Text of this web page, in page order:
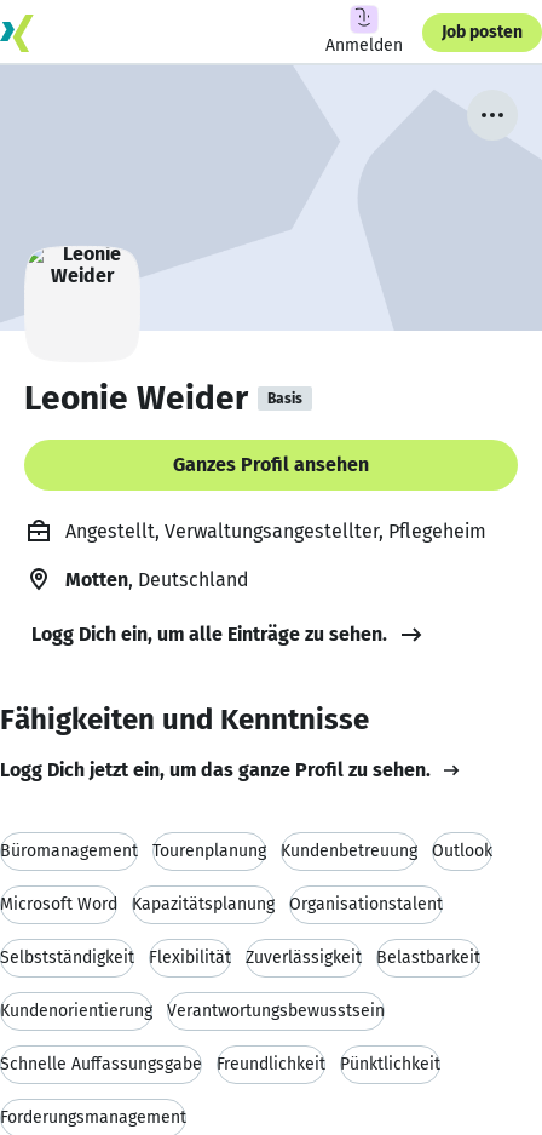
Anmelden
Job posten
Leonie Weider Basis
Ganzes Profil ansehen
Angestellt, Verwaltungsangestellter, Pflegeheim
Motten, Deutschland
Logg Dich ein, um alle Einträge zu sehen.
Fähigkeiten und Kenntnisse
Logg Dich jetzt ein, um das ganze Profil zu sehen.
Büromanagement Tourenplanung Kundenbetreuung Outlook
Microsoft Word Kapazitätsplanung Organisationstalent
Selbstständigkeit Flexibilität Zuverlässigkeit Belastbarkeit
Kundenorientierung Verantwortungsbewusstsein
Schnelle Auffassungsgabe Freundlichkeit Pünktlichkeit
Forderungsmanagement